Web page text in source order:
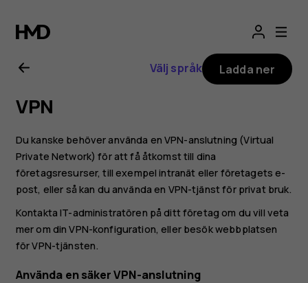
för
Nokia
G21
Välj språk Ladda ner
VPN
Du kanske behöver använda en VPN-anslutning (Virtual
Private Network) för att få åtkomst till dina
företagsresurser, till exempel intranät eller företagets e-
post, eller så kan du använda en VPN-tjänst för privat bruk.
Kontakta IT-administratören på ditt företag om du vill veta
mer om din VPN-konfiguration, eller besök webbplatsen
för VPN-tjänsten.
Använda en säker VPN-anslutning